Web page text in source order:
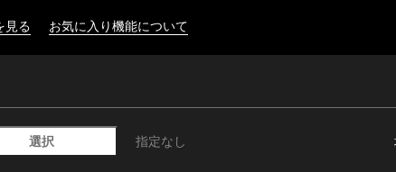
見る お気に入り機能について
選択 指定なし